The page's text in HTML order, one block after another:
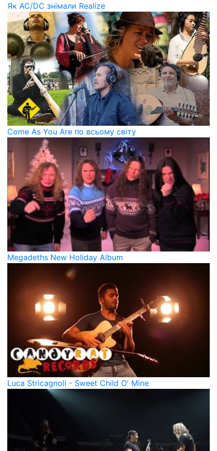
Як AC/DC знімали Realize
Come As You Are по всьому світу
Megadeths New Holiday Album
Luca Stricagnoli - Sweet Child O' Mine